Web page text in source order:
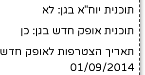
תוכנית יוח"א בגן: לא
תוכנית אופק חדש בגן: כן
תאריך הצטרפות לאופק חדש:
01/09/2014